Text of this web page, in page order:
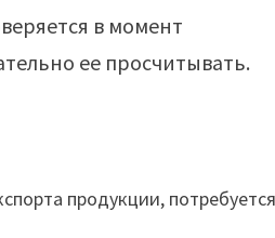
в момент
ее просчитывать.
продукции,